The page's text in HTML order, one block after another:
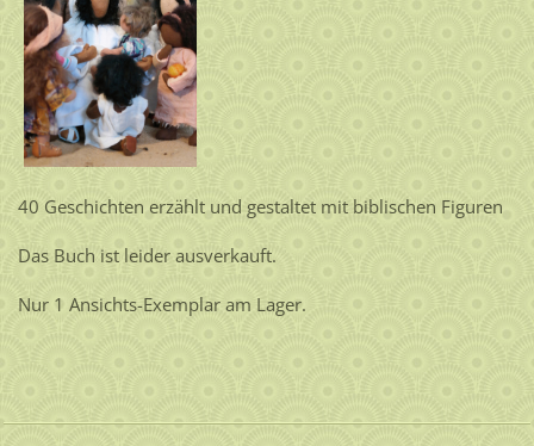
40 Geschichten erzählt und gestaltet mit biblischen Figuren
Das Buch ist leider ausverkauft.
Nur 1 Ansichts-Exemplar am Lager.